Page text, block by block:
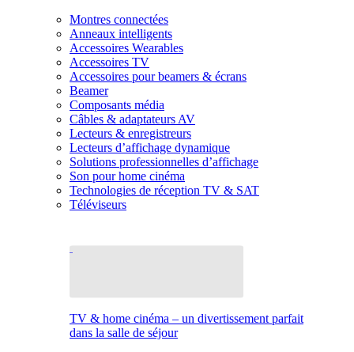
Montres connectées
Anneaux intelligents
Accessoires Wearables
Accessoires TV
Accessoires pour beamers & écrans
Beamer
Composants média
Câbles & adaptateurs AV
Lecteurs & enregistreurs
Lecteurs d’affichage dynamique
Solutions professionnelles d’affichage
Son pour home cinéma
Technologies de réception TV & SAT
Téléviseurs
TV & home cinéma – un divertissement parfait
dans la salle de séjour